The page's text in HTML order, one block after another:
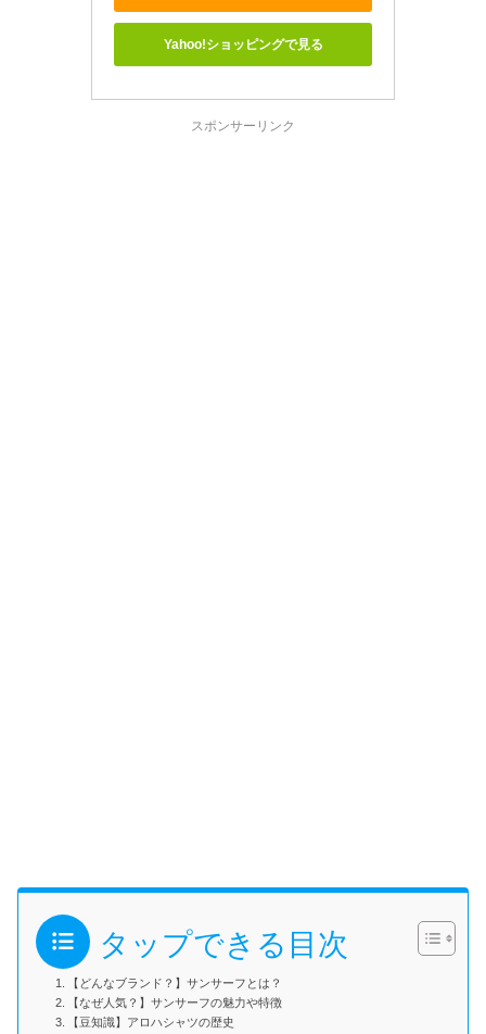
Yahoo!ショッピングで見る
スポンサーリンク
タップできる目次
【どんなブランド？】サンサーフとは？
【なぜ人気？】サンサーフの魅力や特徴
【豆知識】アロハシャツの歴史